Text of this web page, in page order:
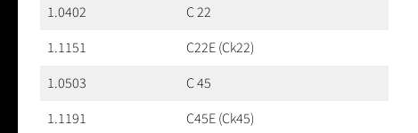
1.0402
C 22
1.1151
C22E (Ck22)
1.0503
C 45
1.1191
C45E (Ck45)